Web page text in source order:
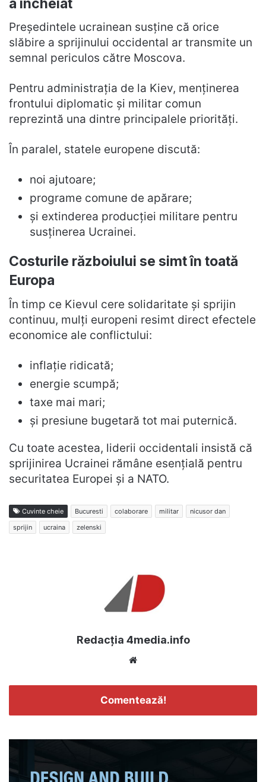
a încheiat
Președintele ucrainean susține că orice
slăbire a sprijinului occidental ar transmite un
semnal periculos către Moscova.
Pentru administrația de la Kiev, menținerea
frontului diplomatic și militar comun
reprezintă una dintre principalele priorități.
În paralel, statele europene discută:
noi ajutoare;
programe comune de apărare;
și extinderea producției militare pentru
susținerea Ucrainei.
Costurile războiului se simt în toată
Europa
În timp ce Kievul cere solidaritate și sprijin
continuu, mulți europeni resimt direct efectele
economice ale conflictului:
inflație ridicată;
energie scumpă;
taxe mai mari;
și presiune bugetară tot mai puternică.
Cu toate acestea, liderii occidentali insistă că
sprijinirea Ucrainei rămâne esențială pentru
securitatea Europei și a NATO.
Cuvinte cheie Bucuresti colaborare militar
nicusor dan
sprijin
ucraina zelenski
Redacția 4media.info
Comentează!